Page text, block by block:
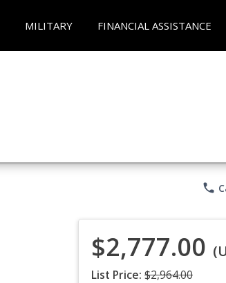
MILITARY FINANCIAL ASSISTANCE
phone
$2,777.00
List Price: $2,964.00